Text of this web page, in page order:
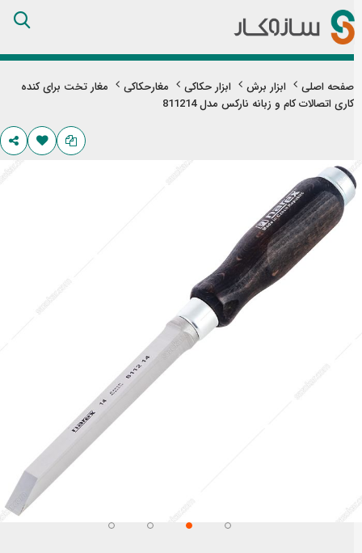
Skip
to
Content
صفحه اصلی ابزار برش ابزار حکاکی مغارحکاکی
مغار تخت برای کنده
کاری اتصالات کام و زبانه نارکس مدل 811214